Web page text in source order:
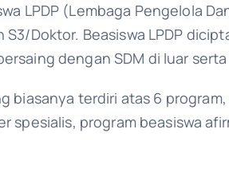
LPDP (Lembaga Pengelola
Doktor. Beasiswa LPDP
dengan SDM di luar
biasanya terdiri atas 6
spesialis, program beasiswa